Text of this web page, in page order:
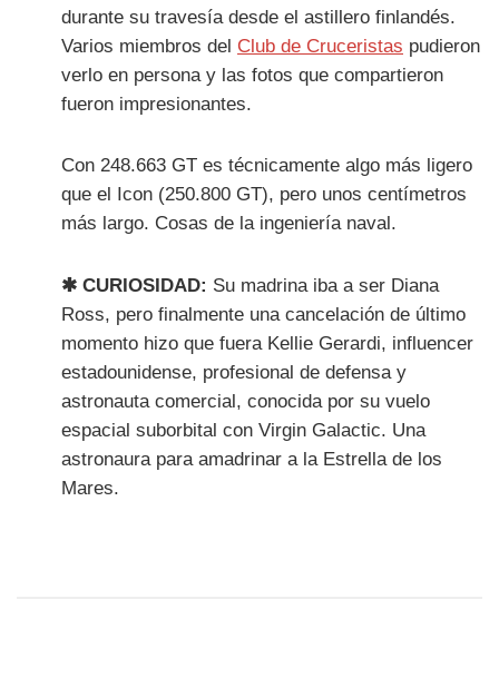
durante su travesía desde el astillero finlandés.
Varios miembros del Club de Cruceristas pudieron
verlo en persona y las fotos que compartieron
fueron impresionantes.
Con 248.663 GT es técnicamente algo más ligero
que el Icon (250.800 GT), pero unos centímetros
más largo. Cosas de la ingeniería naval.
✱ CURIOSIDAD: Su madrina iba a ser Diana
Ross, pero finalmente una cancelación de último
momento hizo que fuera Kellie Gerardi, influencer
estadounidense, profesional de defensa y
astronauta comercial, conocida por su vuelo
espacial suborbital con Virgin Galactic. Una
astronaura para amadrinar a la Estrella de los
Mares.